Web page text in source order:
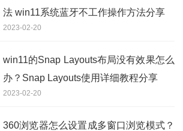
法 win11系统蓝牙不工作操作方法分享
2023-02-20
win11的Snap Layouts布局没有效果怎么
办？Snap Layouts使用详细教程分享
2023-02-20
360浏览器怎么设置成多窗口浏览模式？